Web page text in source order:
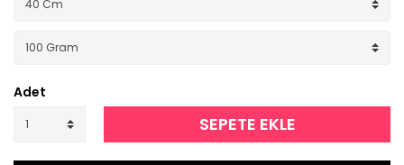
Adet
SEPETE EKLE